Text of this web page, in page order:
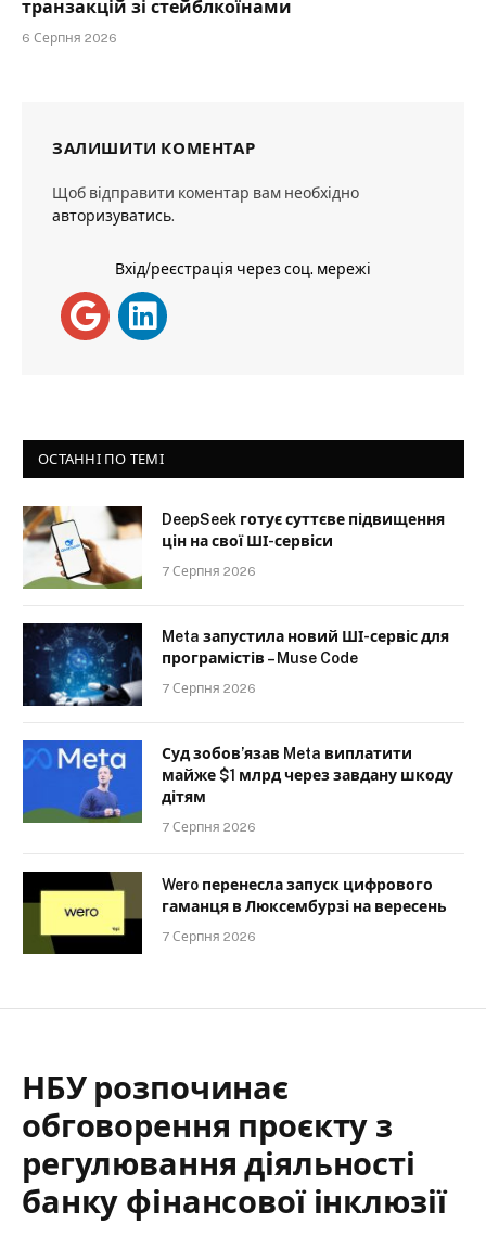
транзакцій зі стейблкоїнами
6 Серпня 2026
ЗАЛИШИТИ КОМЕНТАР
Щоб відправити коментар вам необхідно
авторизуватись.
Вхід/реєстрація через соц. мережі
ОСТАННІ ПО ТЕМІ
DeepSeek готує суттєве підвищення
цін на свої ШІ-сервіси
7 Серпня 2026
Meta запустила новий ШІ-сервіс для
програмістів – Muse Code
7 Серпня 2026
Суд зобов’язав Meta виплатити
майже $1 млрд через завдану шкоду
дітям
7 Серпня 2026
Wero перенесла запуск цифрового
гаманця в Люксембурзі на вересень
7 Серпня 2026
НБУ розпочинає
обговорення проєкту з
регулювання діяльності
банку фінансової інклюзії